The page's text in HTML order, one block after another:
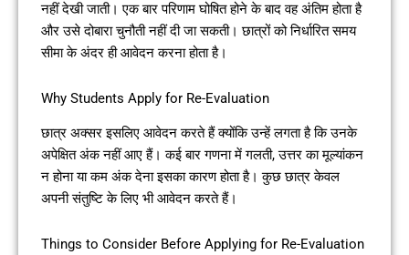
नहीं देखी जाती। एक बार परिणाम घोषित होने के बाद वह अंतिम होता है
और उसे दोबारा चुनौती नहीं दी जा सकती। छात्रों को निर्धारित समय
सीमा के अंदर ही आवेदन करना होता है।
Why Students Apply for Re-Evaluation
छात्र अक्सर इसलिए आवेदन करते हैं क्योंकि उन्हें लगता है कि उनके
अपेक्षित अंक नहीं आए हैं। कई बार गणना में गलती, उत्तर का मूल्यांकन
न होना या कम अंक देना इसका कारण होता है। कुछ छात्र केवल
अपनी संतुष्टि के लिए भी आवेदन करते हैं।
Things to Consider Before Applying for Re-Evaluation